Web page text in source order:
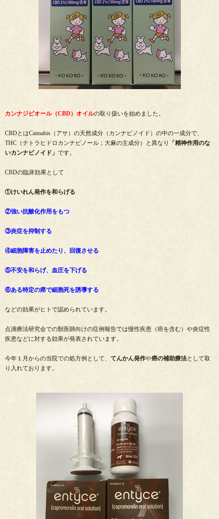
カンナジビオール（CBD）オイルの取り扱いを始めました。
CBDとはCannabis（アサ）の天然成分（カンナビノイド）の中の一成分で、
THC（テトラヒドロカンナビノール；大麻の主成分）と異なり
「精神作用のな
いカンナビノイド」 です。
CBDの臨床効果として
①けいれん発作を和らげる
②強い抗酸化作用をもつ
③炎症を抑制する
④細胞障害を止めたり、回復させる
⑤不安を和らげ、血圧を下げる
⑥ある特定の癌で細胞死を誘導する
などの効果がヒトで認められています。
点滴療法研究会での獣医師向けの症例報告では慢性疾患（癌を含む）や炎症性
疾患などに対する効果が発表されています。
今年１月からの当院での処方例として、 てんかん発作や癌の補助療法として取
り入れております。